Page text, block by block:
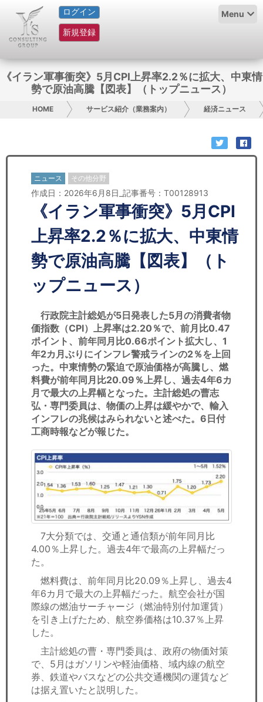
ログイン
新規登録
Menu
HOME
サービス紹介
グループ概要
お問い合わせ
日本人にPR
コンサルティング
リサーチ
セミナー
経済ニュース
労務顧問
ＩＴ
飲食店情報
《イラン軍事衝突》5月CPI上昇率2.2％に拡大、中東情
勢で原油高騰【図表】（トップニュース）
HOME サービス紹介（業務案内） 経済ニュース
ニュース その他分野
作成日：2026年6月8日_記事番号：T00128913
《イラン軍事衝突》5月CPI
上昇率2.2％に拡大、中東情
勢で原油高騰【図表】（ト
ップニュース）
行政院主計総処が5日発表した5月の消費者物
価指数（CPI）上昇率は2.20％で、前月比0.47
ポイント、前年同月比0.66ポイント拡大し、1
年2カ月ぶりにインフレ警戒ラインの2％を上回
った。中東情勢の緊迫で原油価格が高騰し、燃
料費が前年同月比20.09％上昇し、過去4年6カ
月で最大の上昇幅となった。主計総処の曹志
弘・専門委員は、物価の上昇は緩やかで、輸入
インフレの兆候はみられないと述べた。6日付
工商時報などが報じた。
7大分類では、交通と通信類が前年同月比
4.00％上昇した。過去4年で最高の上昇幅だっ
た。
燃料費は、前年同月比20.09％上昇し、過去4
年6カ月で最大の上昇幅だった。航空会社が国
際線の燃油サーチャージ（燃油特別付加運賃）
を引き上げたため、航空券価格は10.37％上昇
した。
主計総処の曹・専門委員は、政府の物価対策
で、5月はガソリンや軽油価格、域内線の航空
券、鉄道やバスなどの公共交通機関の運賃など
は据え置いたと説明した。